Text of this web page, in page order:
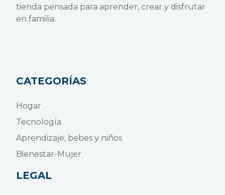
tienda pensada para aprender, crear y disfrutar
en familia.
CATEGORÍAS
Hogar
Tecnología
Aprendizaje, bebes y niños
Bienestar-Mujer
LEGAL